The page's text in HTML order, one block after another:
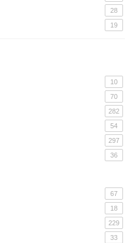
28
19
10
70
282
54
297
36
67
18
229
33